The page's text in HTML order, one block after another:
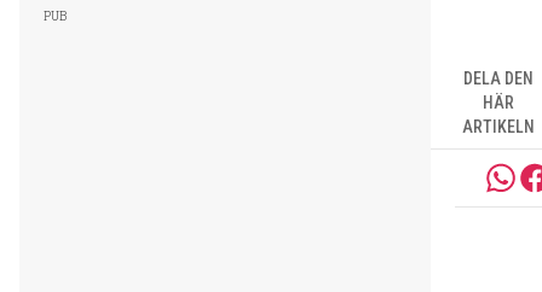
DELA DEN
HÄR
ARTIKELN